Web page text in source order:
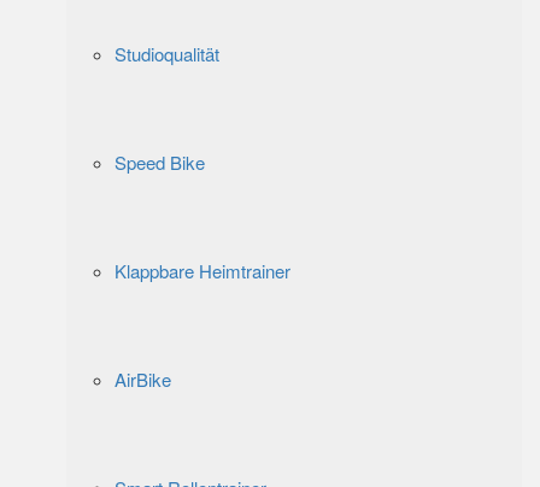
Studioqualität
Speed Bike
Klappbare Heimtrainer
AirBike